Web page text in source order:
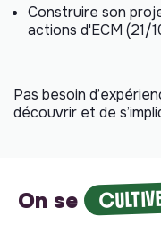
Construire son
actions d'ECM (21/
Pas besoin
découvrir et de
On se